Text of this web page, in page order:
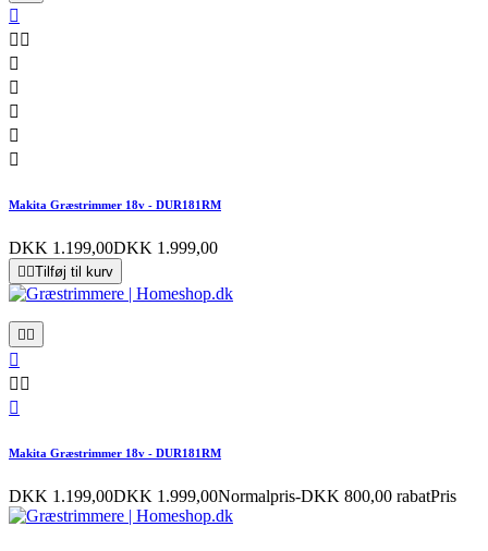

 





Makita Græstrimmer 18v - DUR181RM
DKK 1.199,00DKK 1.999,00
Tilføj til kurv


 

Makita Græstrimmer 18v - DUR181RM
DKK 1.199,00DKK 1.999,00Normalpris-DKK 800,00 rabatPris